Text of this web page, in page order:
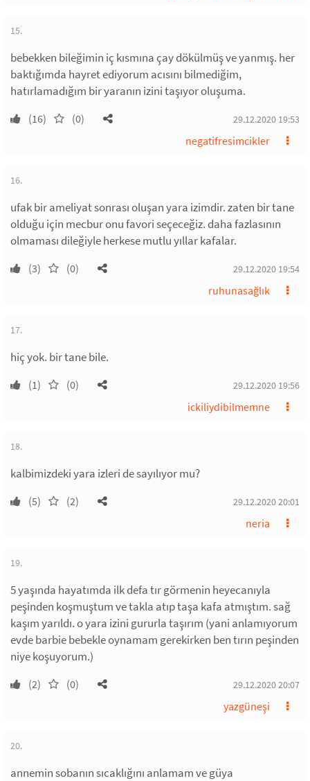
15.
bebekken bileğimin iç kısmına çay dökülmüş ve yanmış. her
baktığımda hayret ediyorum acısını bilmediğim,
hatırlamadığım bir yaranın izini taşıyor oluşuma.
(16) (0) 29.12.2020 19:53
negatifresimcikler
16.
ufak bir ameliyat sonrası oluşan yara izimdir. zaten bir tane
olduğu için mecbur onu favori seçeceğiz. daha fazlasının
olmaması dileğiyle herkese mutlu yıllar kafalar.
(3) (0) 29.12.2020 19:54
ruhunasağlık
17.
hiç yok. bir tane bile.
(1) (0) 29.12.2020 19:56
ickiliydibilmemne
18.
kalbimizdeki yara izleri de sayılıyor mu?
(5) (2) 29.12.2020 20:01
neria
19.
5 yaşında hayatımda ilk defa tır görmenin heyecanıyla
peşinden koşmuştum ve takla atıp taşa kafa atmıştım. sağ
kaşım yarıldı. o yara izini gururla taşırım (yani anlamıyorum
evde barbie bebekle oynamam gerekirken ben tırın peşinden
niye koşuyorum.)
(2) (0) 29.12.2020 20:07
yazgüneşi
20.
annemin sobanın sıcaklığını anlamam ve güya